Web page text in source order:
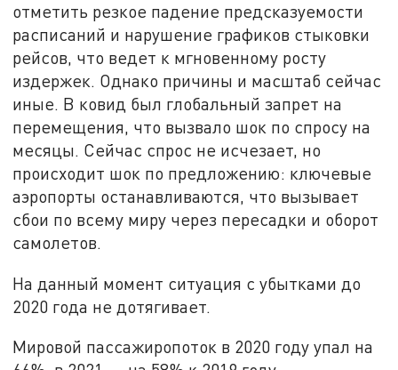
отметить резкое падение предсказуемости
расписаний и нарушение графиков стыковки
рейсов, что ведет к мгновенному росту
издержек. Однако причины и масштаб сейчас
иные. В ковид был глобальный запрет на
перемещения, что вызвало шок по спросу на
месяцы. Сейчас спрос не исчезает, но
происходит шок по предложению: ключевые
аэропорты останавливаются, что вызывает
сбои по всему миру через пересадки и оборот
самолетов.
На данный момент ситуация с убытками до
2020 года не дотягивает.
Мировой пассажиропоток в 2020 году упал на